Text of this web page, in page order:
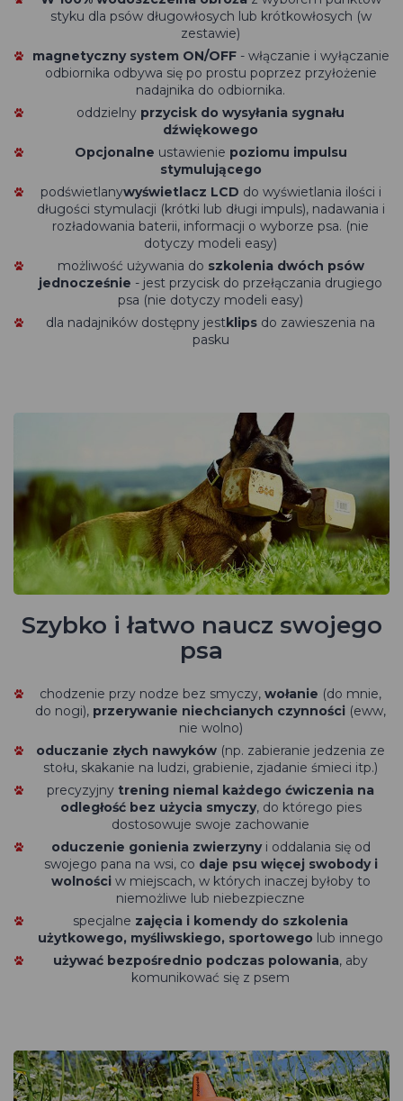
styku dla psów długowłosych lub krótkowłosych (w
zestawie)
magnetyczny system ON/OFF- włączanie i wyłączanie
odbiornika odbywa się po prostu poprzez przyłożenie
nadajnika do odbiornika.
oddzielny przycisk do wysyłania sygnału
dźwiękowego
Opcjonalne ustawienie poziomu impulsu
stymulującego
podświetlanywyświetlacz LCD do wyświetlania ilości i
długości stymulacji (krótki lub długi impuls), nadawania i
rozładowania baterii, informacji o wyborze psa. (nie
dotyczy modeli easy)
możliwość używania do szkolenia dwóch psów
jednocześnie - jest przycisk do przełączania drugiego
psa (nie dotyczy modeli easy)
dla nadajników dostępny jestklips do zawieszenia na
pasku
Szybko i łatwo naucz swojego
psa
chodzenie przy nodze bez smyczy, wołanie (do mnie,
do nogi), przerywanie niechcianych czynności (eww,
nie wolno)
oduczanie złych nawyków (np. zabieranie jedzenia ze
stołu, skakanie na ludzi, grabienie, zjadanie śmieci itp.)
precyzyjny trening niemal każdego ćwiczenia na
odległość bez użycia smyczy, do którego pies
dostosowuje swoje zachowanie
oduczenie gonienia zwierzynyi oddalania się od
swojego pana na wsi, co daje psu więcej swobody i
wolnościw miejscach, w których inaczej byłoby to
niemożliwe lub niebezpieczne
specjalne zajęcia i komendy do szkolenia
użytkowego, myśliwskiego, sportowego lub innego
używać bezpośrednio podczas polowania, aby
komunikować się z psem